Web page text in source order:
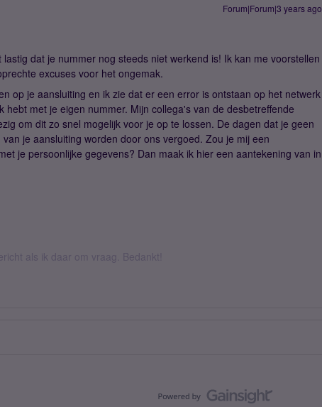
Forum|Forum|3 years ago
dat je nummer nog steeds niet werkend is! Ik kan me voorstellen
excuses voor het ongemak.
op je aansluiting en ik zie dat er een error is ontstaan op het netwerk
hebt met je eigen nummer. Mijn collega's van de desbetreffende
om dit zo snel mogelijk voor je op te lossen. De dagen dat je geen
je aansluiting worden door ons vergoed. Zou je mij een
je persoonlijke gegevens? Dan maak ik hier een aantekening van in
als ik daar om vraag. Bedankt!